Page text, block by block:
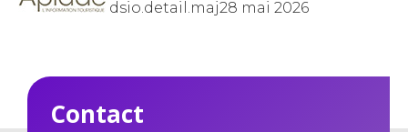
dsio.detail.maj28 mai 2026
Contact